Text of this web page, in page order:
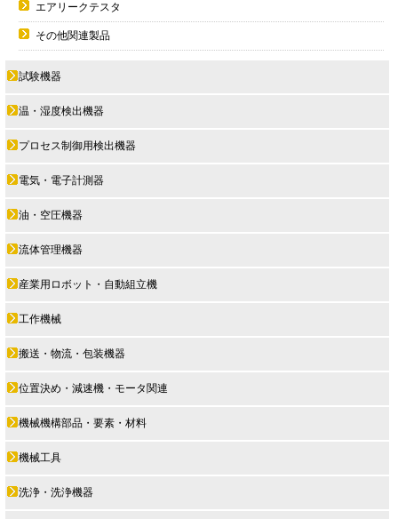
エアリークテスタ
その他関連製品
試験機器
温・湿度検出機器
プロセス制御用検出機器
電気・電子計測器
油・空圧機器
流体管理機器
産業用ロボット・自動組立機
工作機械
搬送・物流・包装機器
位置決め・減速機・モータ関連
機械機構部品・要素・材料
機械工具
洗浄・洗浄機器